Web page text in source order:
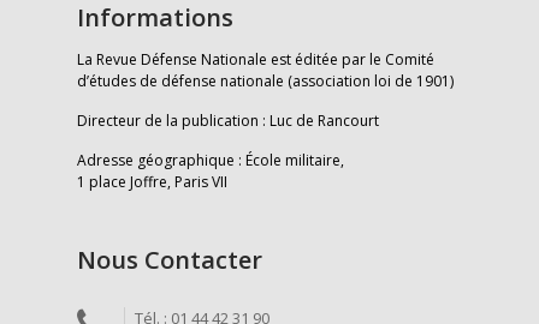
Informations
La Revue Défense Nationale est éditée par le Comité
d’études de défense nationale (association loi de 1901)
Directeur de la publication : Luc de Rancourt
Adresse géographique : École militaire,
1 place Joffre, Paris VII
Nous Contacter
Tél. : 01 44 42 31 90